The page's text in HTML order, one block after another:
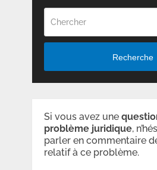
Recherche
Si vous avez une
problème juridique,
parler en commentaire
relatif à ce problème.